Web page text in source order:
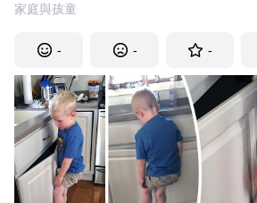
家庭與孩童
- - -